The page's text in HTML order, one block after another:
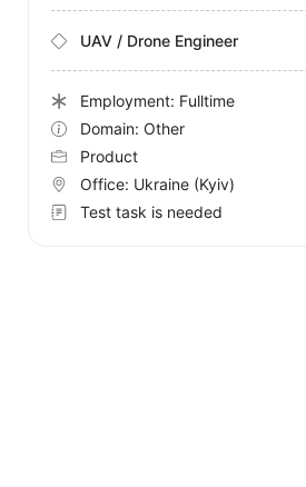
UAV / Drone Engineer
Employment: Fulltime
Domain: Other
Product
Office: Ukraine (Kyiv)
Test task is needed